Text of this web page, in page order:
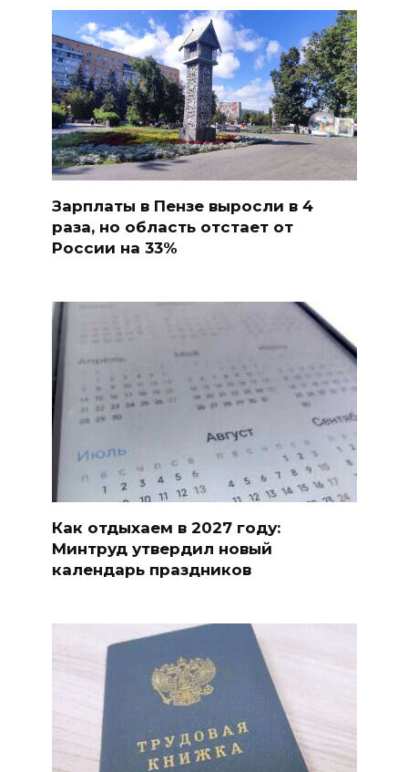
Зарплаты в Пензе выросли в 4
раза, но область отстает от
России на 33%
Как отдыхаем в 2027 году:
Минтруд утвердил новый
календарь праздников